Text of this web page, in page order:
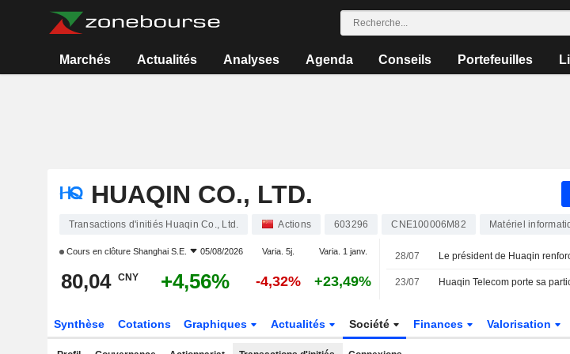
Marchés Actualités Analyses Agenda Conseils Portefeuilles
HUAQIN CO., LTD.
Transactions d'initiés Huaqin Co., Ltd. Actions 603296 CNE100006M82 Matériel
Cours en clôture Shanghai S.E. 05/08/2026 Varia. 5j. Varia. 1 janv.
80,04 CNY +4,56% -4,32% +23,49%
28/07 Le président de Huaqin
23/07
Synthèse Cotations Graphiques Actualités Société Finances Valorisation